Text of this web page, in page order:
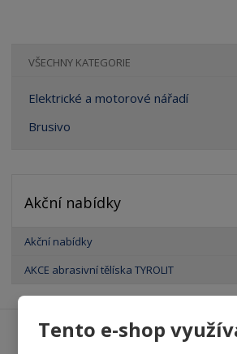
Tento e-shop
VŠECHNY KATEGORIE
Elektrické a motorové nářadí
Brusivo
Akční nabídky
Akční nabídky
AKCE abrasivní tělíska TYROLIT
Ať vám nic neunikne